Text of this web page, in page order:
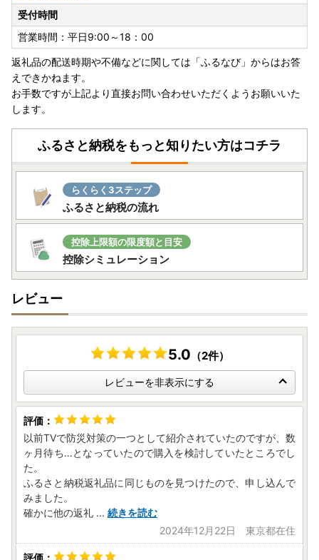
受付時間
営業時間：平日9:00～18：00
返礼品の配送時期や不備などに関しては「ふるなび」からはお答
えできかねます。
お手数ですが上記より直接お問い合わせいただくようお願いいた
します。
ふるさと納税をもっと知りたい方はコチラ
らくらく3ステップ
ふるさと納税の流れ
控除上限額の限度額と目安
控除シミュレーション
レビュー
5.0 （2件）
レビューを非表示にする
以前TVで防災対策の一つとして紹介されていたのですが、数
ヶ月待ち…となっていたので購入を検討していたところでし
た。
ふるさと納税返礼品に同じものを見つけたので、申し込んで
みました。
確かに他の返礼 ... 続きを読む
2024年12月22日 東京都在住